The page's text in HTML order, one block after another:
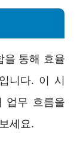
을 통해 효율
니다. 이 시
업무 흐름을
세요.